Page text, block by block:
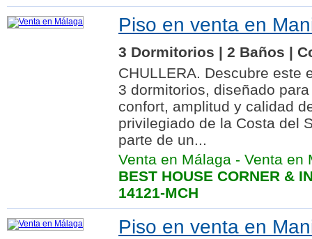
Piso en venta en
3 Dormitorios | 2 Baños |
CHULLERA. Descubre este
3 dormitorios, diseñado
confort, amplitud y calidad
privilegiado de la Costa del
parte de un...
Venta en Málaga - Venta en
BEST HOUSE CORNER &
14121-MCH
Piso en venta en